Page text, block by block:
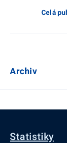
Celá
Archiv
Statistiky